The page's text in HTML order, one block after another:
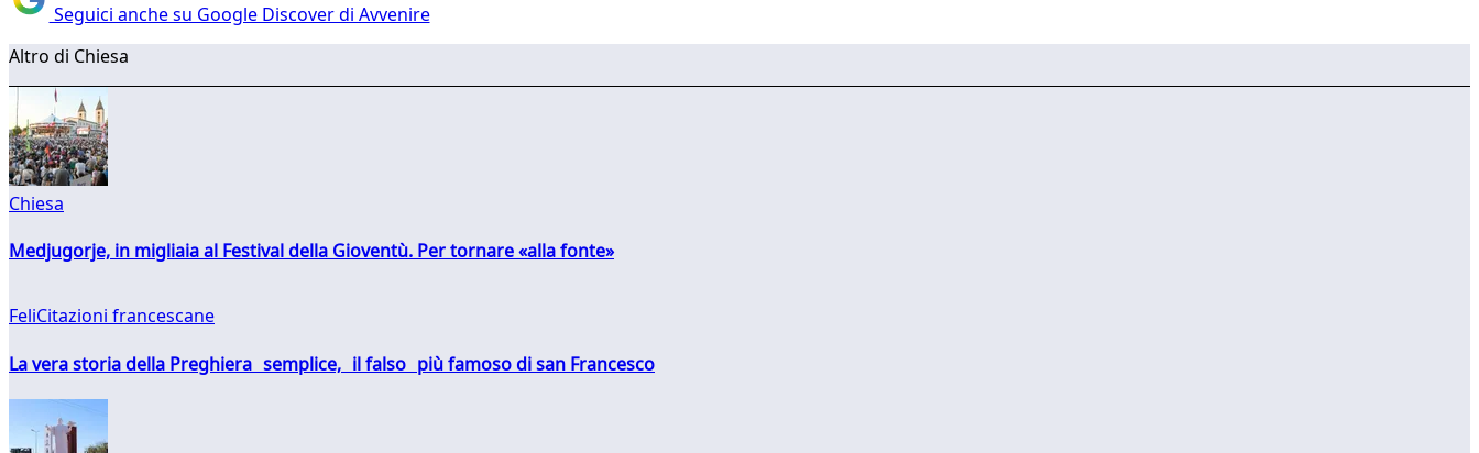
Seguici anche su Google Discover di Avvenire
Altro di Chiesa
Chiesa
Medjugorje, in migliaia al Festival della Gioventù. Per tornare «alla fonte»
FeliCitazioni francescane
La vera storia della Preghiera semplice, il falso più famoso di san Francesco